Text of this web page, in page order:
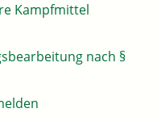
Kampfmittel
nach §